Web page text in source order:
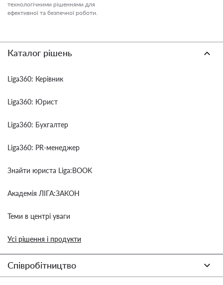
технологічними рішеннями для
ефективної та безпечної роботи.
Каталог рішень
Liga360: Керівник
Liga360: Юрист
Liga360: Бухгалтер
Liga360: PR-менеджер
Знайти юриста Liga:BOOK
Академія ЛІГА:ЗАКОН
Теми в центрі уваги
Усі рішення і продукти
Співробітництво